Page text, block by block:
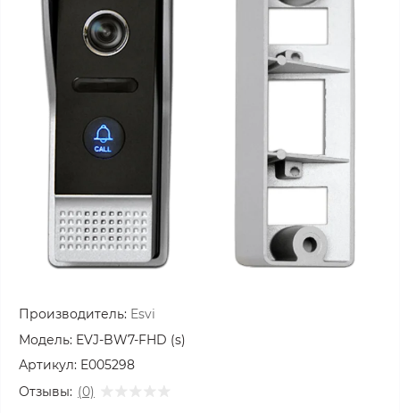
Производитель: Esvi
Модель: EVJ-BW7-FHD (s)
Артикул: E005298
Отзывы: (0)